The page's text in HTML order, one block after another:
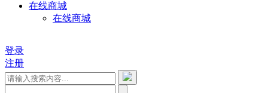
在线商城
在线商城
登录
注册